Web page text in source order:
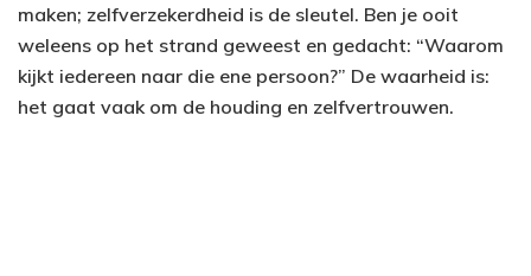
maken; zelfverzekerdheid is de sleutel. Ben je ooit
weleens op het strand geweest en gedacht: “Waarom
kijkt iedereen naar die ene persoon?” De waarheid is:
het gaat vaak om de houding en zelfvertrouwen.